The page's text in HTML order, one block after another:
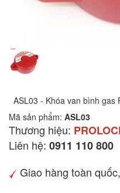
ASL03 - Khóa van bình gas
Mã sản phẩm: ASL03
Thương hiệu:
Liên hệ: 0911 110 800
Giao hàng toàn